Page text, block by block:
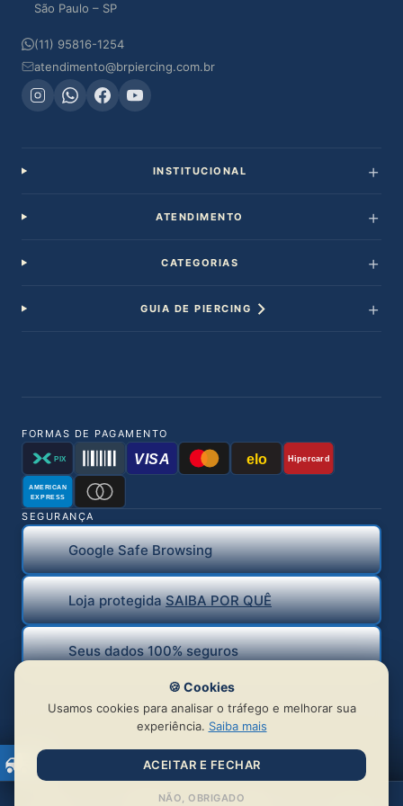
São Paulo – SP
(11) 95816-1254
atendimento@brpiercing.com.br
INSTITUCIONAL
ATENDIMENTO
CATEGORIAS
GUIA DE PIERCING
FORMAS DE PAGAMENTO
PIX VISA elo Hipercard
AMERICAN
EXPRESS
SEGURANÇA
Google Safe Browsing
Loja protegidaSAIBA POR QUÊ
Seus dados 100% seguros
🍪 Cookies
Usamos cookies para analisar o tráfego e melhorar sua
experiência. Saiba mais
ACEITAR E FECHAR
NÃO, OBRIGADO